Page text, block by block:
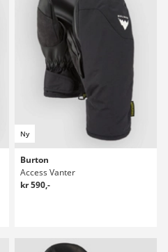
Ny
Burton
Access Vanter
kr 590,-